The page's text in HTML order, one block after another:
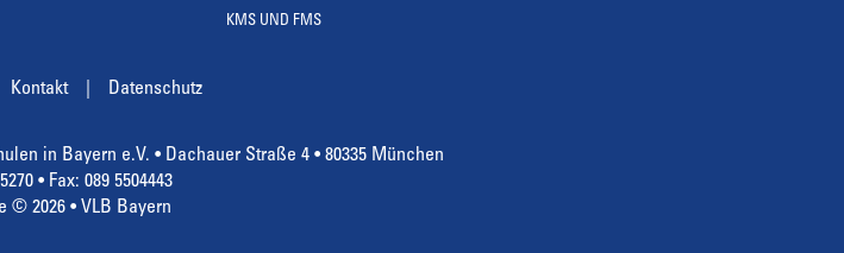
KMS UND FMS
Kontakt Datenschutz
in Bayern e.V. • Dachauer Straße 4 • 80335 München
• Fax: 089 5504443
© 2026 • VLB Bayern